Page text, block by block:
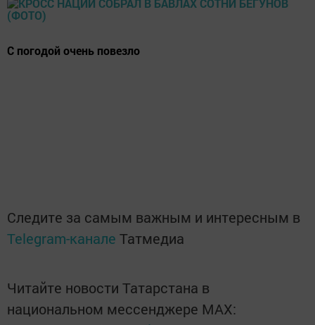
С погодой очень повезло
Следите за самым важным и интересным в
Telegram-канале Татмедиа
Читайте новости Татарстана в
национальном мессенджере MАХ: